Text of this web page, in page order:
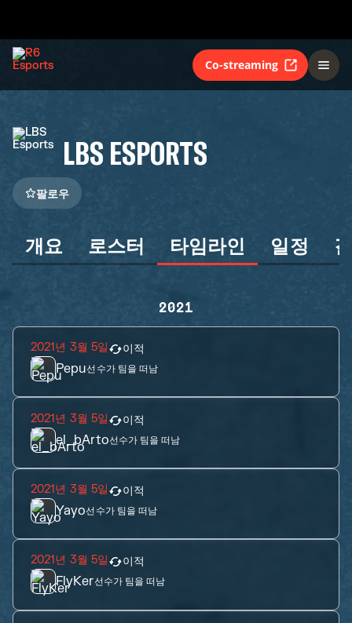
Co-streaming
LBS ESPORTS
팔로우
개요 로스터 타임라인 일정
2021
2021년 3월 5일 이적
Pepu선수가 팀을 떠남
2021년 3월 5일 이적
el_bArto선수가 팀을 떠남
2021년 3월 5일 이적
Yayo선수가 팀을 떠남
2021년 3월 5일 이적
FlyKer선수가 팀을 떠남